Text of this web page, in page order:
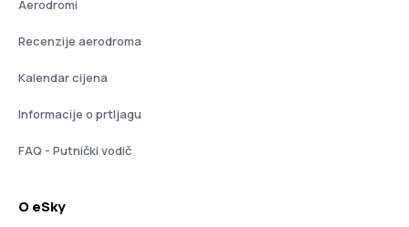
Aerodromi
Recenzije aerodroma
Kalendar cijena
Informacije o prtljagu
FAQ - Putnički vodič
O eSky